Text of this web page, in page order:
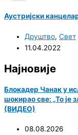
Аустријски
Друштво, Свет
11.04.2022
Најновије
Блокадер Чанак у
шокирао све: „То је
(ВИДЕО)
08.08.2026